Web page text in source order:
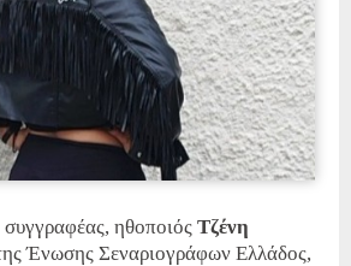
ηθοποιός Τζένη
Ένωσης Σεναριογράφων Ελλάδος,